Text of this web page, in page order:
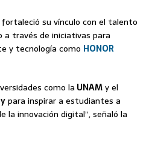
fortaleció su vínculo con el talento
a través de iniciativas para
y tecnología como HONOR
como la UNAMy el
para inspirar a estudiantes a
la innovación digital”, señaló la